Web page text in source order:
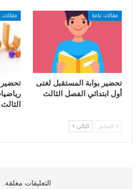
مقالات عامة
تحضير بوابة المستقبل لغتى
أول ابتدائي الفصل الثالث
مقالات
تحضير
الثالث
السابق التالي
التعليقات مغلقة.